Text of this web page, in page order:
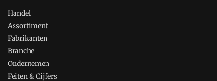
Handel
Assortiment
Fabrikanten
Branche
Ondernemen
Feiten & Cijfers